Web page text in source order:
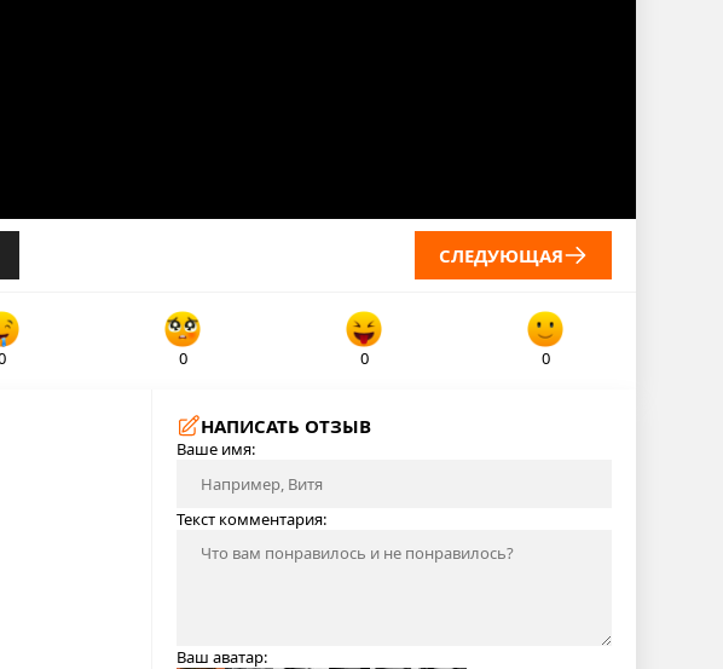
СЛЕДУЮЩАЯ
0 0 0
НАПИСАТЬ ОТЗЫВ
Ваше имя:
Текст комментария:
Ваш аватар: